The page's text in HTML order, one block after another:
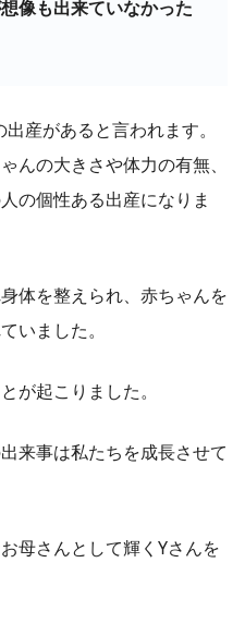
像も出来ていなかった
産があると言われます。
んの大きさや体力の有無、
の個性ある出産になりま
体を整えられ、赤ちゃんを
いました。
が起こりました。
来事は私たちを成長させて
母さんとして輝くYさんを